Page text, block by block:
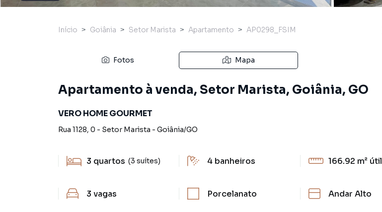
Início Goiânia Setor Marista Apartamento AP0298_FSIM
Fotos Mapa
Apartamento à venda, Setor Marista, Goiânia, GO
VERO HOME GOURMET
Rua 1128, 0 - Setor Marista - Goiânia/GO
3 quartos (3 suítes) 4 banheiros 166.92 m² útil
3 vagas Porcelanato Andar Alto